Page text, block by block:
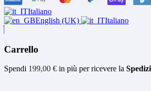
Italiano
English (UK)
Italiano
Carrello
Spendi 199,00 € in più per ricevere la